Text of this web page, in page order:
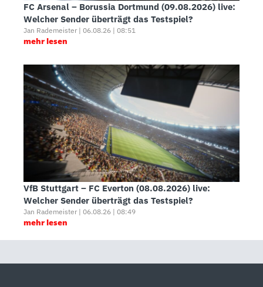
FC Arsenal – Borussia Dortmund (09.08.2026) live:
Welcher Sender überträgt das Testspiel?
Jan Rademeister | 06.08.26 | 08:51
mehr lesen
VfB Stuttgart – FC Everton (08.08.2026) live:
Welcher Sender überträgt das Testspiel?
Jan Rademeister | 06.08.26 | 08:49
mehr lesen